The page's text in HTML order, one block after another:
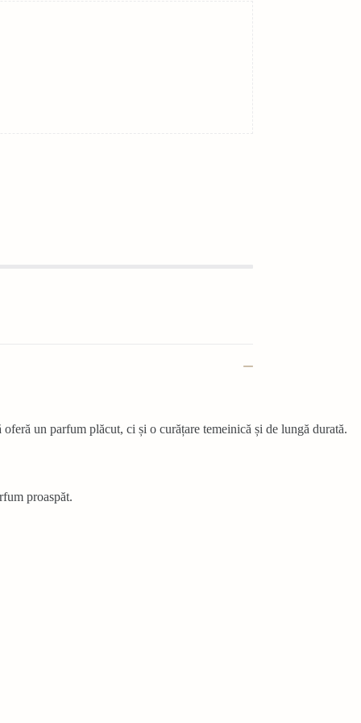
un parfum plăcut, ci și o curățare temeinică și de lungă durată.
proaspăt.